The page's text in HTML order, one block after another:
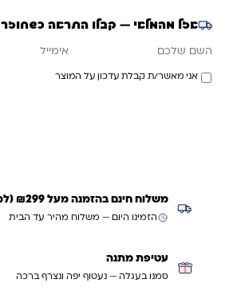
אזל מהמלאי — קבלו התראה כשחוזר
אני מאשר/ת קבלת עדכון על המוצר
משלוח חינם בהזמנה מעל ₪299 (למעט ריהוט)
הזמינו היום — משלוח מהיר עד הבית
עטיפת מתנה
סמנו בעגלה — נעטוף יפה ונצרף ברכה